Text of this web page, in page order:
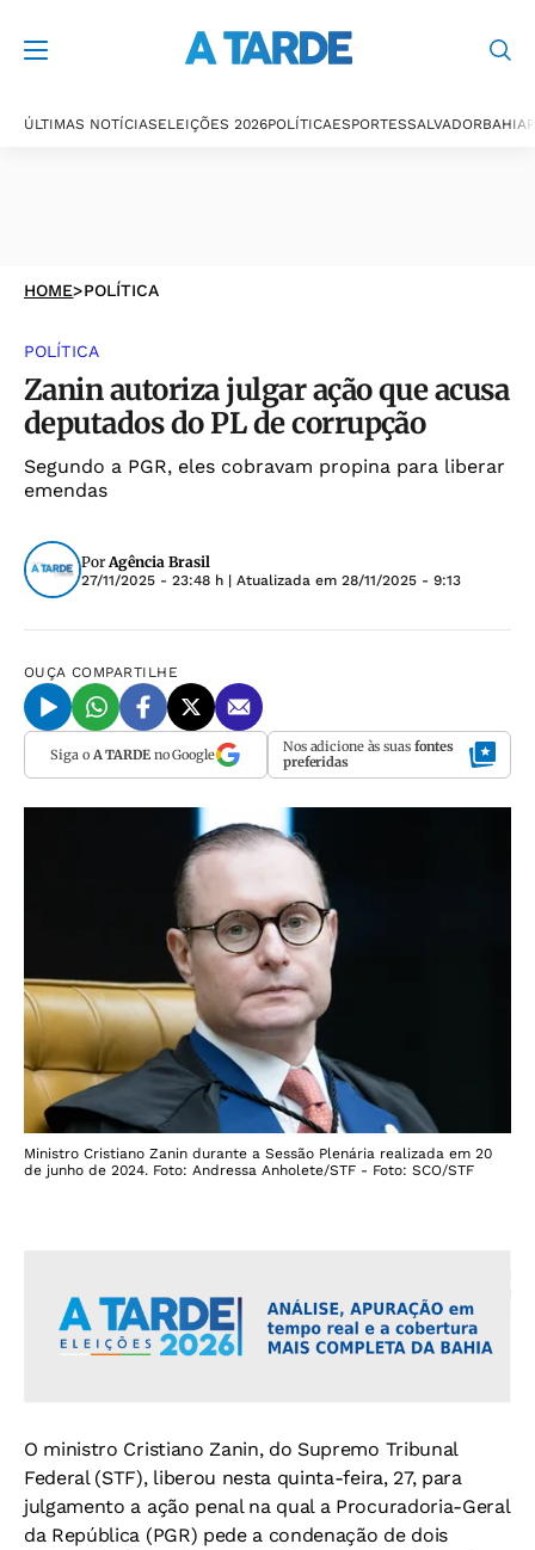
ÚLTIMAS NOTÍCIASELEIÇÕES 2026POLÍTICAESPORTESSALVADORBAHIA
HOME>POLÍTICA
POLÍTICA
Zanin autoriza julgar ação que acusa
deputados do PL de corrupção
Segundo a PGR, eles cobravam propina para liberar
emendas
PorAgência Brasil
27/11/2025 - 23:48 h | Atualizada em 28/11/2025 - 9:13
OUÇA COMPARTILHE
Siga o A TARDEno Google Nos adicione às suas fontes
preferidas
Ministro Cristiano Zanin durante a Sessão Plenária realizada em 20
de junho de 2024. Foto: Andressa Anholete/STF - Foto: SCO/STF
O ministro Cristiano Zanin, do Supremo Tribunal
Federal (STF), liberou nesta quinta-feira, 27, para
julgamento a ação penal na qual a Procuradoria-Geral
da República (PGR) pede a condenação de dois